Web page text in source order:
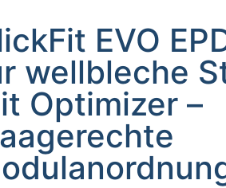
EVO
wellbleche
Optimizer –